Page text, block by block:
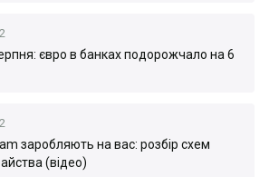
євро в банках подорожчало на 6
заробляють на вас: розбір схем
(відео)